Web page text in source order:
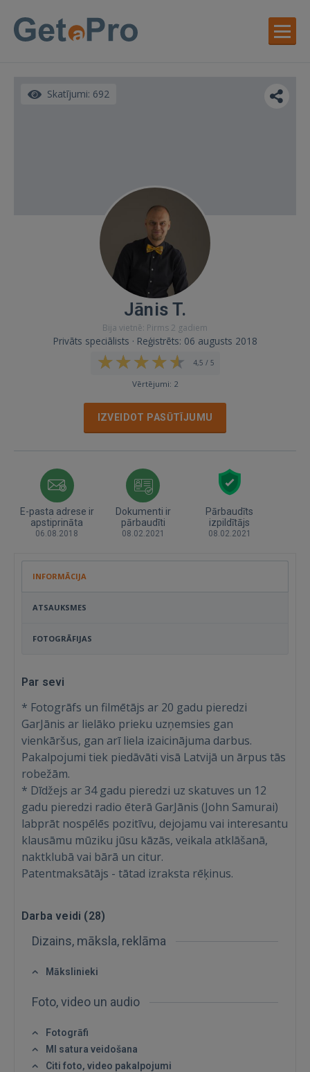
Ienākt
Aizmirsāt paroli?
Skatījumi: 692
Jānis T.
Bija vietnē: Pirms 2 gadiem
Privāts speciālists · Reģistrēts: 06 augusts 2018
4,5 / 5
Vērtējumi: 2
IZVEIDOT PASŪTĪJUMU
E-pasta adrese ir
apstiprināta
06.08.2018
Dokumenti ir
pārbaudīti
08.02.2021
Pārbaudīts
izpildītājs
08.02.2021
INFORMĀCIJA
ATSAUKSMES
FOTOGRĀFIJAS
Par sevi
* Fotogrāfs un filmētājs ar 20 gadu pieredzi
GarJānis ar lielāko prieku uzņemsies gan
vienkāršus, gan arī liela izaicinājuma darbus.
Pakalpojumi tiek piedāvāti visā Latvijā un ārpus tās
robežām.
* Dīdžejs ar 34 gadu pieredzi uz skatuves un 12
gadu pieredzi radio ēterā GarJānis (John Samurai)
labprāt nospēlēs pozitīvu, dejojamu vai interesantu
klausāmu mūziku jūsu kāzās, veikala atklāšanā,
naktklubā vai bārā un citur.
Patentmaksātājs - tātad izraksta rēķinus.
Darba veidi (28)
Dizains, māksla, reklāma
Mākslinieki
Foto, video un audio
Fotogrāfi
MI satura veidošana
Citi foto, video pakalpojumi